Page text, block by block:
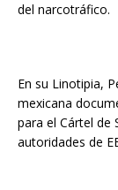
del narcotráfico.
En su Linotipia,
mexicana
para el Cártel de
autoridades de